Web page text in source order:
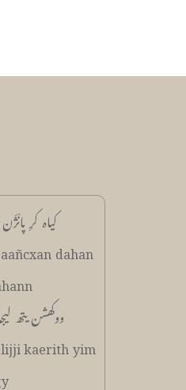
کیاہ کرٕ
dahan
ووکھشن یتھ
kaerith yim